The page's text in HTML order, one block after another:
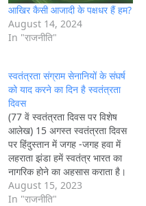
आखिर कैसी आजादी के पक्षधर हैं हम?
August 14, 2024
In "राजनीति"
स्वतंत्रता संग्राम सेनानियों के संघर्ष
को याद करने का दिन है स्वतंत्रता
दिवस
(77 वें स्वतंत्रता दिवस पर विशेष
आलेख) 15 अगस्त स्वतंत्रता दिवस
पर हिंदुस्तान में जगह -जगह हवा में
लहराता झंडा हमें स्वतंत्र भारत का
नागरिक होने का अहसास कराता है।
इस साल 77 वां स्वतंत्रता दिवस होने
की वजह से इस दिन की महत्वता और
August 15, 2023
In "राजनीति"